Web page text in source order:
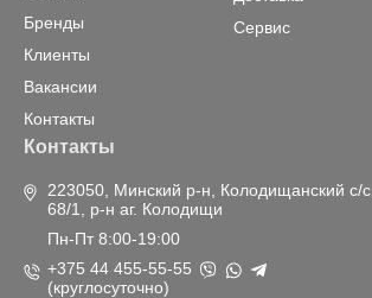
Бренды
Клиенты
Вакансии
Контакты
Сервис
Контакты
223050, Минский р-н, Колодищанский с/с,
68/1, р-н аг. Колодищи
Пн-Пт 8:00-19:00
+375 44 455-55-55
(круглосуточно)